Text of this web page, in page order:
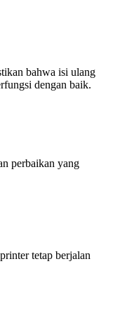
bahwa isi ulang
dengan baik.
perbaikan yang
tetap berjalan